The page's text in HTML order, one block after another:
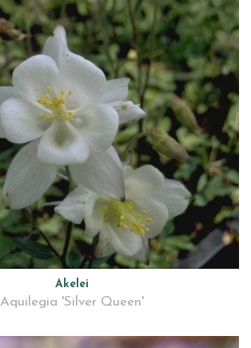
Akelei
Aquilegia 'Silver Queen'